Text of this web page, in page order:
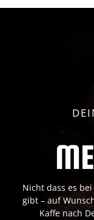
Nicht dass es
gibt – auf
Kaffe nach